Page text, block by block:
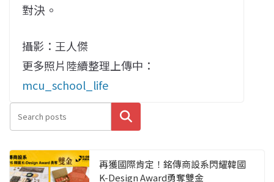
對決。
攝影：王人傑
更多照片陸續整理上傳中：
mcu_school_life
搜尋
再獲國際肯定！銘傳商設系閃耀韓國
K-Design Award勇奪雙金